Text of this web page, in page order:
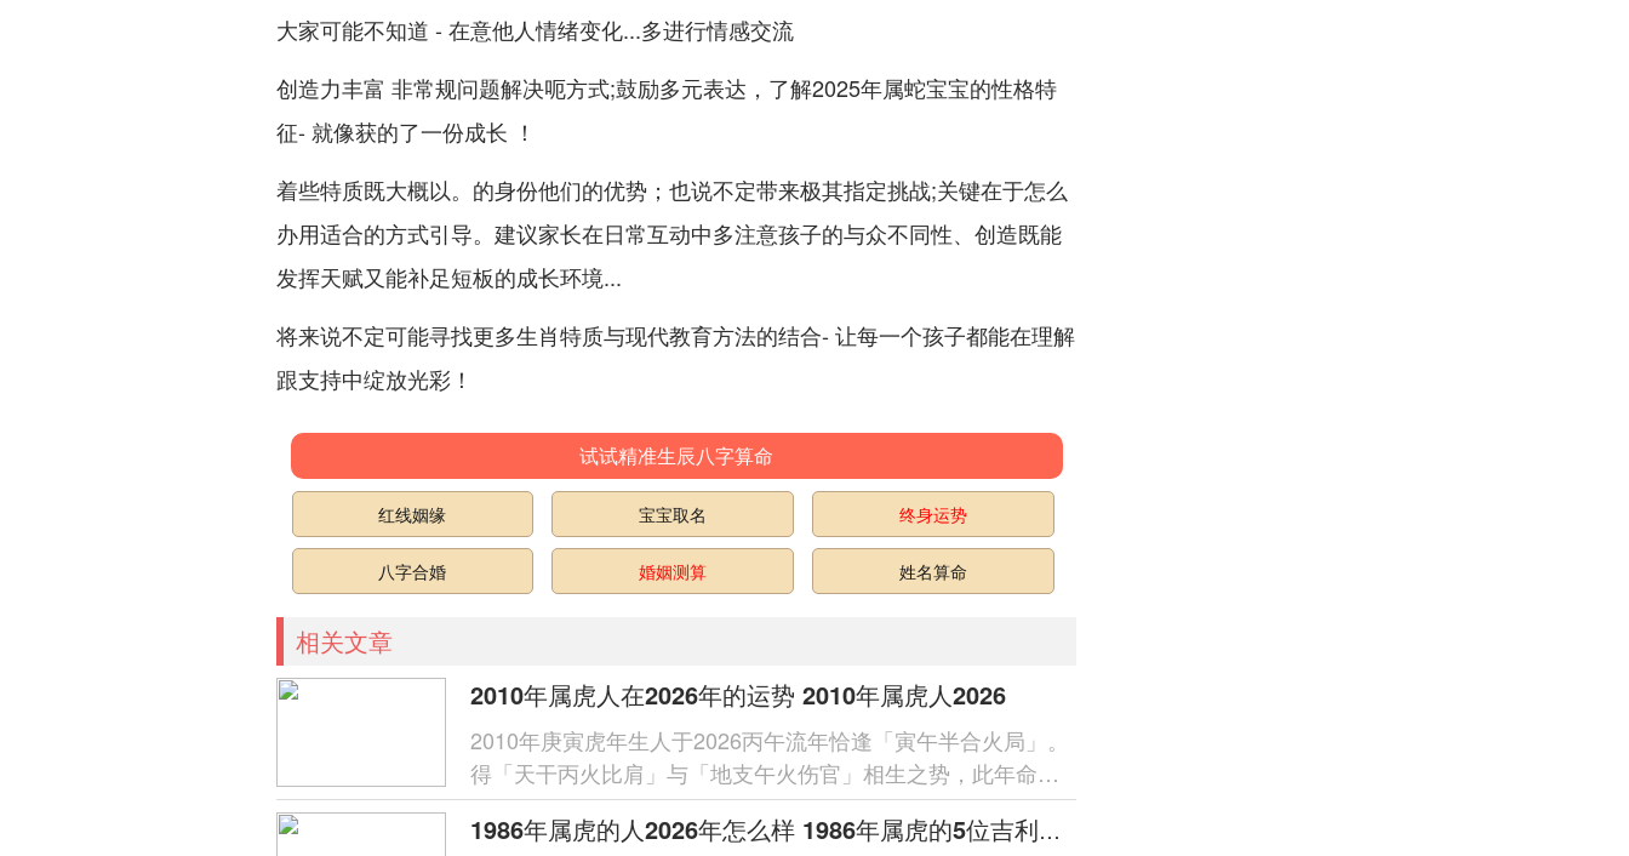
大家可能不知道 - 在意他人情绪变化...多进行情感交流
创造力丰富 非常规问题解决呃方式;鼓励多元表达，了解2025年属蛇宝宝的性格特
征- 就像获的了一份成长 ！
着些特质既大概以。的身份他们的优势；也说不定带来极其指定挑战;关键在于怎么
办用适合的方式引导。建议家长在日常互动中多注意孩子的与众不同性、创造既能
发挥天赋又能补足短板的成长环境...
将来说不定可能寻找更多生肖特质与现代教育方法的结合- 让每一个孩子都能在理解
跟支持中绽放光彩！
试试精准生辰八字算命
红线姻缘 宝宝取名 终身运势
八字合婚 婚姻测算 姓名算命
相关文章
2010年属虎人在2026年的运势 2010年属虎人2026
2010年庚寅虎年生人于2026丙午流年恰逢「寅午半合火局」。
得「天干丙火比肩」与「地支午火伤官」相生之势，此年命局
呈「木火通明」之象，主聪慧...
1986年属虎的人2026年怎么样 1986年属虎的5位吉利数字